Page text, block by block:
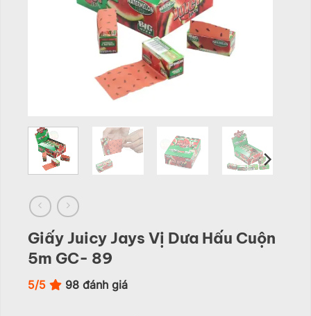
Giấy Juicy Jays Vị Dưa Hấu Cuộn
5m GC- 89
5/5 98 đánh giá